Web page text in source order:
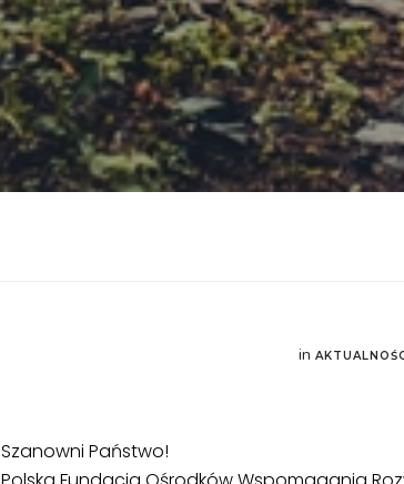
in
Szanowni Państwo!